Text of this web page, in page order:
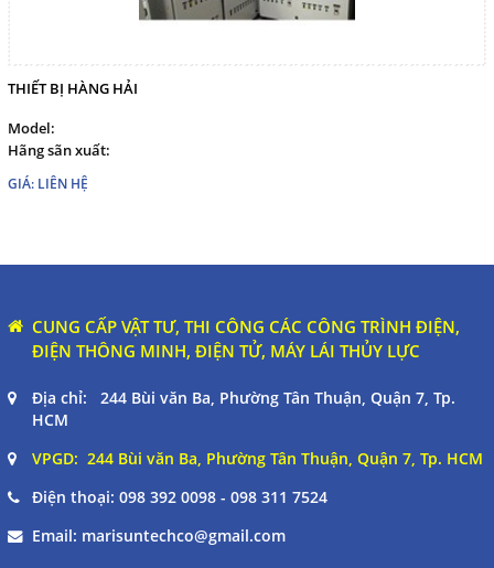
THIẾT BỊ HÀNG HẢI
Model:
Hãng sãn xuất:
GIÁ: LIÊN HỆ
CUNG CẤP VẬT TƯ, THI CÔNG CÁC CÔNG TRÌNH ĐIỆN,
ĐIỆN THÔNG MINH, ĐIỆN TỬ, MÁY LÁI THỦY LỰC
Địa chỉ: 244 Bùi văn Ba, Phường Tân Thuận, Quận 7, Tp.
HCM
VPGD: 244 Bùi văn Ba, Phường Tân Thuận, Quận 7, Tp. HCM
Điện thoại: 098 392 0098 - 098 311 7524
Email: marisuntechco@gmail.com